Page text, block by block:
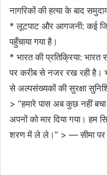
नागरिकों की हत्या के बाद
* लूटपाट और आगजनी: कई
पहुँचाया गया है।
* भारत की प्रतिक्रिया: भारत
पर करीब से नजर रख रही है।
से अल्पसंख्यकों की सुरक्षा
> “हमारे पास अब कुछ नहीं
अपनों को मार दिया गया। हम
शरण में ले ले।” > — सीमा पर